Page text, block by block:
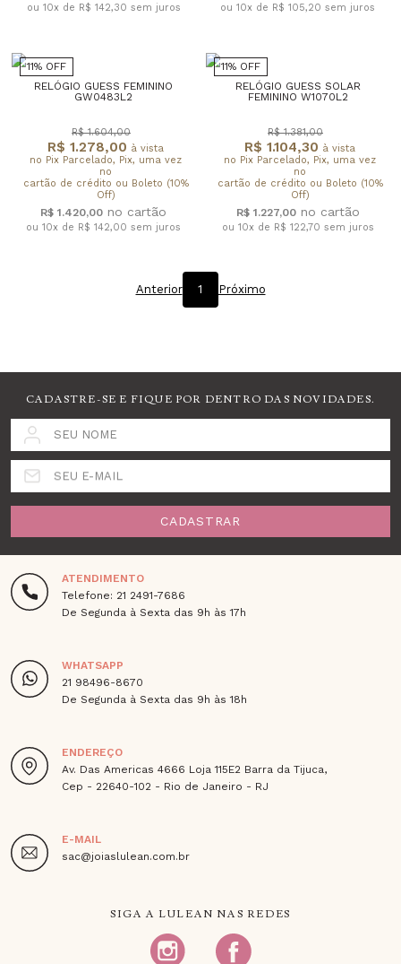
ou 10x de R$ 142,30 sem juros ou 10x de R$ 105,20 sem juros
11% OFF
RELÓGIO GUESS FEMININO
GW0483L2
R$ 1.278,00 à vista
no Pix Parcelado, Pix, uma vez
no
cartão de crédito ou Boleto (10%
Off)
R$ 1.604,00
R$ 1.420,00
ou 10x de R$ 142,00 sem juros
11% OFF
RELÓGIO GUESS SOLAR
FEMININO W1070L2
R$ 1.104,30 à vista
no Pix Parcelado, Pix, uma vez
no
cartão de crédito ou Boleto (10%
Off)
R$ 1.381,00
R$ 1.227,00
ou 10x de R$ 122,70 sem juros
Anterior 1 Próximo
CADASTRE-SE E FIQUE POR DENTRO DAS NOVIDADES.
SEU NOME
SEU E-MAIL
CADASTRAR
ATENDIMENTO
Telefone: 21 2491-7686
De Segunda à Sexta das 9h às 17h
WHATSAPP
21 98496-8670
De Segunda à Sexta das 9h às 18h
ENDEREÇO
Av. Das Americas 4666 Loja 115E2 Barra da Tijuca,
Cep - 22640-102 - Rio de Janeiro - RJ
E-MAIL
sac@joiaslulean.com.br
SIGA A LULEAN NAS REDES